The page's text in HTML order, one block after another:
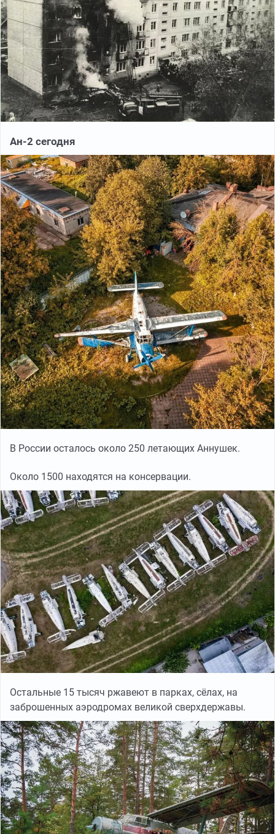
Ан-2 сегодня
В России осталось около 250 летающих Аннушек.
Около 1500 находятся на консервации.
Остальные 15 тысяч ржавеют в парках, сёлах, на
заброшенных аэродромах великой сверхдержавы.